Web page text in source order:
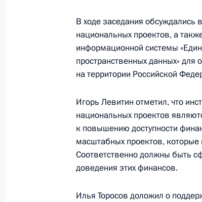
6 мая 2024 года,
Заседание комиссии
6 мая 2024 года, 17:00
3 мая 2024 года, пятница
Заседание комиссии
политика»
3 мая 2024 года, 17:30
В ходе заседания
национальных проектов, а
информационной системы
пространственных данных» для
на территории Российской
Игорь Левитин отметил, что
национальных проектов
к повышению доступности
масштабных проектов, которые
Соответственно должны быть
доведения этих финансов.
Илья Торосов доложил о